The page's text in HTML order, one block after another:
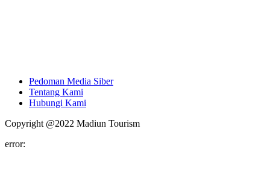
Pedoman Media Siber
Tentang Kami
Hubungi Kami
Copyright @2022 Madiun Tourism
error: